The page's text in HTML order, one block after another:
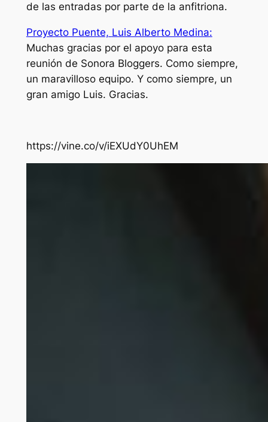
de las entradas por parte de la anfitriona.
Proyecto Puente, Luis Alberto Medina:
Muchas gracias por el apoyo para esta
reunión de Sonora Bloggers. Como siempre,
un maravilloso equipo. Y como siempre, un
gran amigo Luis. Gracias.
https://vine.co/v/iEXUdY0UhEM